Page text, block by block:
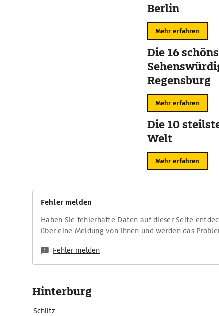
Berlin
Mehr erfahren
Die 16
Regensburg
Mehr erfahren
Die 10
Welt
Mehr erfahren
Fehler melden
Haben Sie fehlerhafte Daten auf dieser Seite
über eine Meldung von Ihnen und werden das
Fehler melden
Hinterburg
Schlitz